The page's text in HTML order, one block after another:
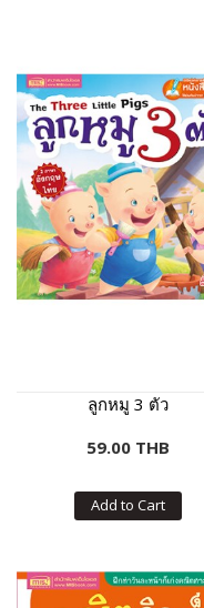
ลูกหมู 3 ตัว
59.00 THB
Add to Cart